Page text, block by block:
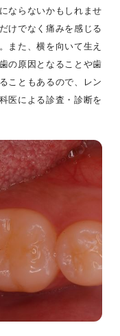
ならないかもしれませ
けでなく痛みを感じる
また、横を向いて生え
の原因となることや歯
こともあるので、レン
医による診査・診断を